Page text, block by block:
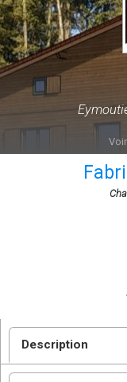
Description